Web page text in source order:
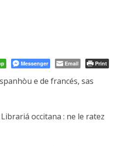
Messenger Email Print
e de francés, sas
occitana : ne le ratez